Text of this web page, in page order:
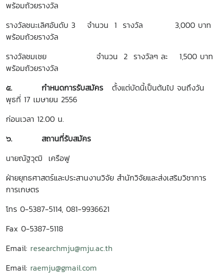
พร้อมถ้วยรางวัล
รางวัลชนะเลิศอันดับ 3 จำนวน 1 รางวัล 3,000 บาท
พร้อมถ้วยรางวัล
รางวัลชมเชย จำนวน 2 รางวัลๆ ละ 1,500 บาท
พร้อมถ้วยรางวัล
๕. กำหนดการรับสมัคร
ตั้งแต่บัดนี้เป็นต้นไป จนถึงวัน
พุธที่ 17 เมษายน 2556
ก่อนเวลา 12.00 น.
๖. สถานที่รับสมัคร
นายณัฐวุฒิ เครือฟู
ฝ่ายยุทธศาสตร์และประสานงานวิจัย สำนักวิจัยและส่งเสริมวิชาการ
การเกษตร
โทร 0-5387-5114, 081-9936621
Fax 0-5387-5118
Email: researchmju@mju.ac.th
Email: raemju@gmail.com